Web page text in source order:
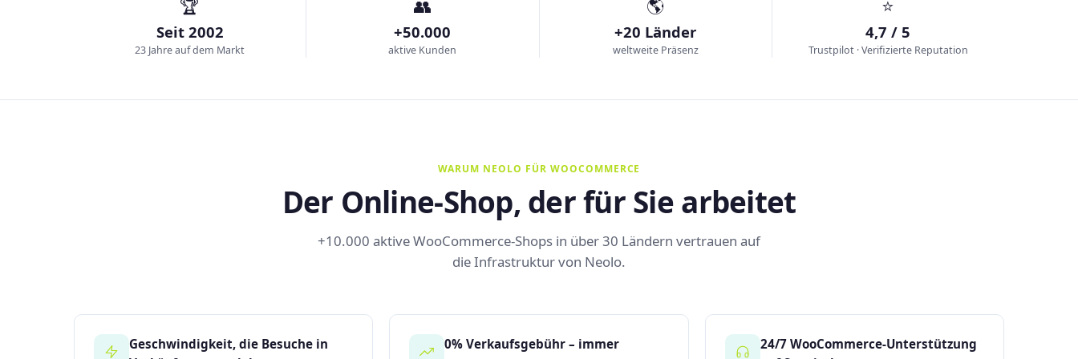
🏆
Seit 2002
23 Jahre auf dem Markt
👥
+50.000
aktive Kunden
🌎
+20 Länder
weltweite Präsenz
⭐
4,7 / 5
Trustpilot · Verifizierte Reputation
WARUM NEOLO FÜR WOOCOMMERCE
Der Online-Shop, der für Sie arbeitet
+10.000 aktive WooCommerce-Shops in über 30 Ländern vertrauen auf
die Infrastruktur von Neolo.
Geschwindigkeit, die Besuche in
0% Verkaufsgebühr – immer
24/7 WooCommerce-Unterstützung